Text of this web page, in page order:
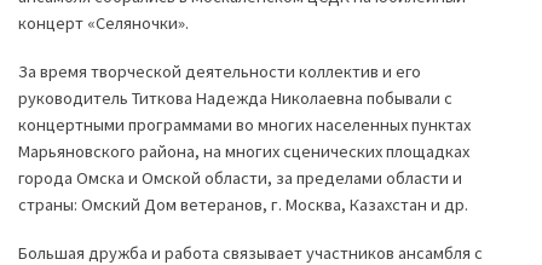
концерт «Селяночки».
За время творческой деятельности коллектив и его
руководитель Титкова Надежда Николаевна побывали с
концертными программами во многих населенных пунктах
Марьяновского района, на многих сценических площадках
города Омска и Омской области, за пределами области и
страны: Омский Дом ветеранов, г. Москва, Казахстан и др.
Большая дружба и работа связывает участников ансамбля с